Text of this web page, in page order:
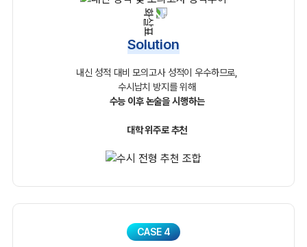
Solution
내신 성적 대비 모의고사 성적이 우수하므로,
수시납치 방지를 위해
수능 이후 논술을 시행하는
대학 위주로 추천
CASE 4